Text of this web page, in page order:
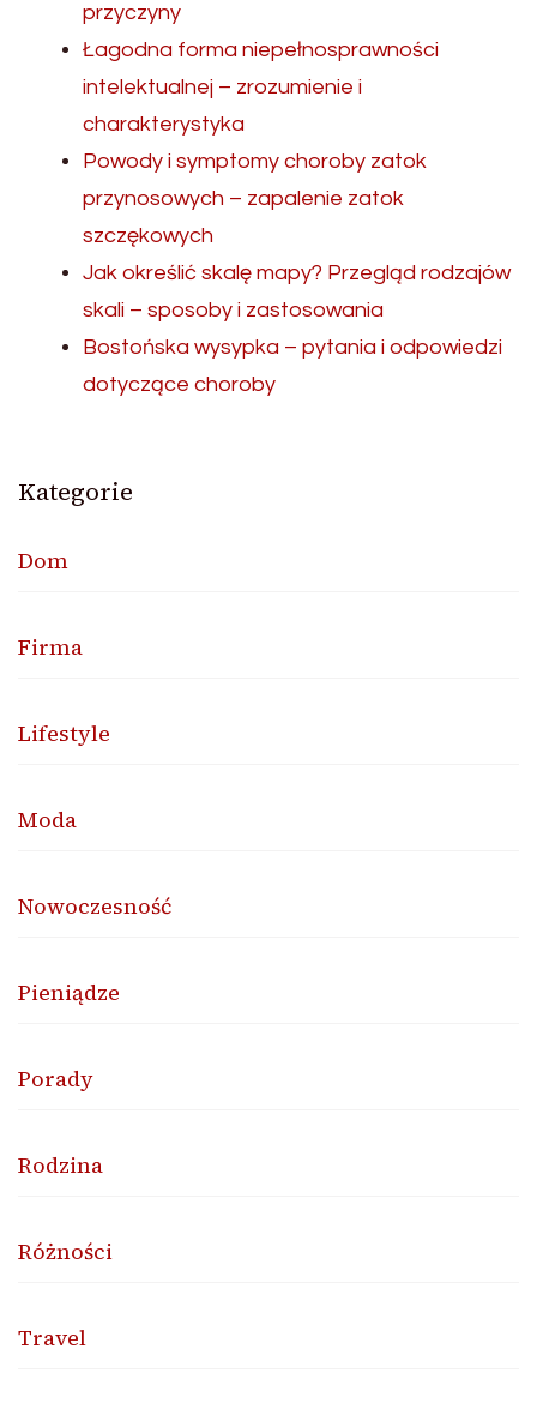
przyczyny
Łagodna forma niepełnosprawności
intelektualnej – zrozumienie i
charakterystyka
Powody i symptomy choroby zatok
przynosowych – zapalenie zatok
szczękowych
Jak określić skalę mapy? Przegląd rodzajów
skali – sposoby i zastosowania
Bostońska wysypka – pytania i odpowiedzi
dotyczące choroby
Kategorie
Dom
Firma
Lifestyle
Moda
Nowoczesność
Pieniądze
Porady
Rodzina
Różności
Travel